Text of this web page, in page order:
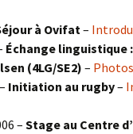
à Ovifat –
Échange linguistique
(4LG/SE2) – Photos
Initiation au rugby–
– Stage au Centre